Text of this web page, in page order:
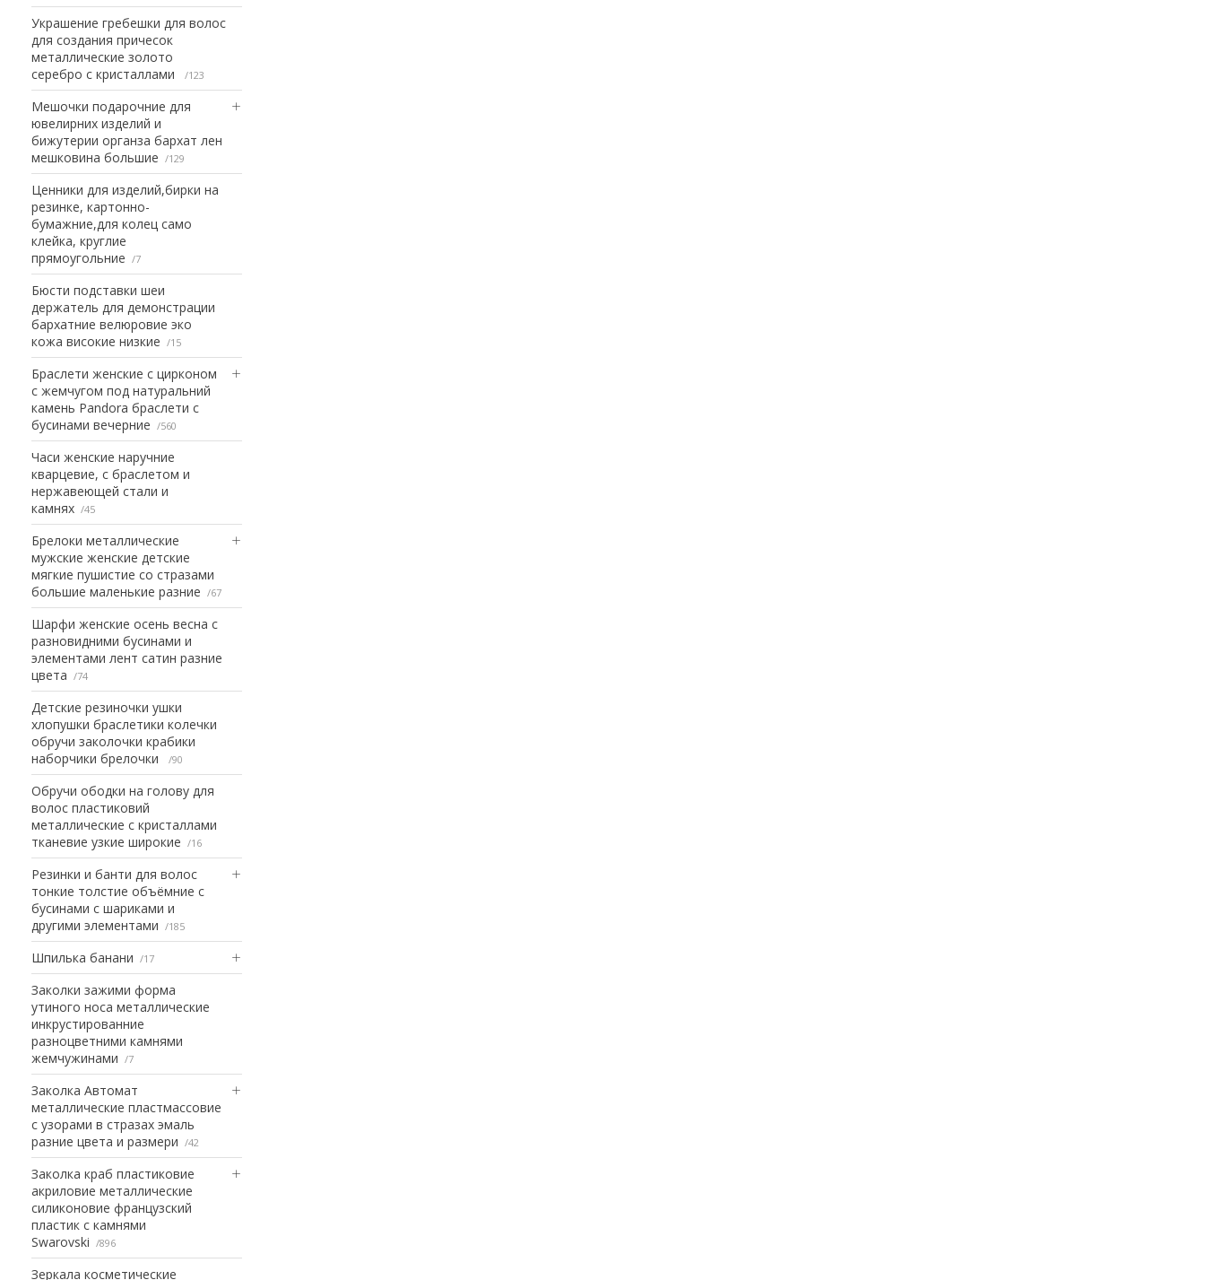
Украшение гребешки для волос
для создания причесок
металлические золото
серебро с кристаллами
123
Мешочки подарочние для
ювелирних изделий и
бижутерии органза бархат лен
мешковина большие
129
Ценники для изделий,бирки на
резинке, картонно-
бумажние,для колец само
клейка, круглие
прямоугольние
7
Бюсти подставки шеи
держатель для демонстрации
бархатние велюровие эко
кожа високие низкие
15
Браслети женские с цирконом
с жемчугом под натуральний
камень Pandora браслети с
бусинами вечерние
560
Часи женские наручние
кварцевие, с браслетом и
нержавеющей стали и
камнях
45
Брелоки металлические
мужские женские детские
мягкие пушистие со стразами
большие маленькие разние
67
Шарфи женские осень весна с
разновидними бусинами и
элементами лент сатин разние
цвета
74
Детские резиночки ушки
хлопушки браслетики колечки
обручи заколочки крабики
наборчики брелочки
90
Обручи ободки на голову для
волос пластиковий
металлические с кристаллами
тканевие узкие широкие
16
Резинки и банти для волос
тонкие толстие объёмние с
бусинами с шариками и
другими элементами
185
Шпилька банани 17
Заколки зажими форма
утиного носа металлические
инкрустированние
разноцветними камнями
жемчужинами
7
Заколка Автомат
металлические пластмассовие
с узорами в стразах эмаль
разние цвета и размери
42
Заколка краб пластиковие
акриловие металлические
силиконовие французский
пластик с камнями
Swarovski
896
Зеркала косметические